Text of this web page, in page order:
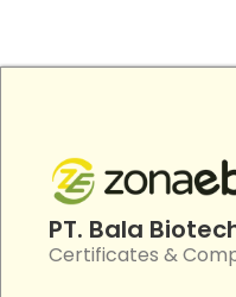
PT. Bala
Certificates &